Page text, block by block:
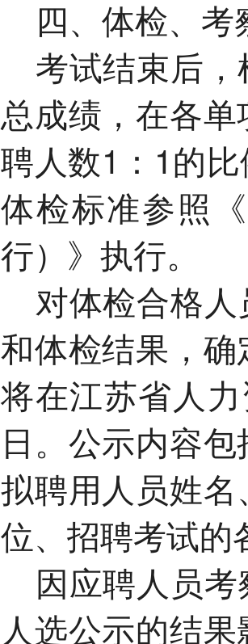
四、体检、考
考试结束后
总成绩，在各
聘人数1 ： 1的
体检标准参照
行）》执行。
对体检合格
和体检结果，
将在江苏省人
日。公示内容
拟聘用人员姓
位、招聘考试的
因应聘人员
人选公示的结